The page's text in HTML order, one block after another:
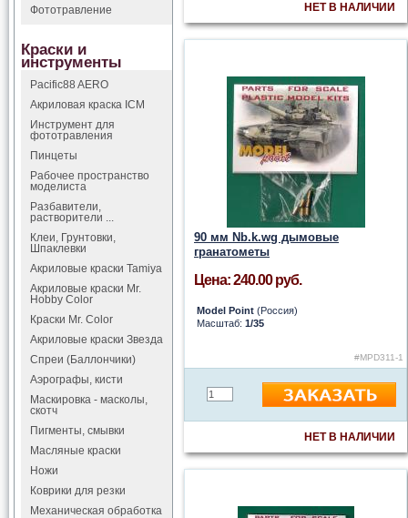
НЕТ В НАЛИЧИИ
90 мм Nb.k.wg дымовые
гранатометы
Цена: 240.00 руб.
Model Point (Россия)
Масштаб: 1/35
#МРD311-1
НЕТ В НАЛИЧИИ
Фототравление
Краски и
инструменты
Pacific88 AERO
Акриловая краска ICM
Инструмент для
фототравления
Пинцеты
Рабочее пространство
моделиста
Разбавители,
растворители ...
Клеи, Грунтовки,
Шпаклевки
Акриловые краски Tamiya
Акриловые краски Mr.
Hobby Color
Краски Mr. Color
Акриловые краски Звезда
Спреи (Баллончики)
Аэрографы, кисти
Маскировка - масколы,
скотч
Пигменты, смывки
Масляные краски
Ножи
Коврики для резки
Механическая обработка